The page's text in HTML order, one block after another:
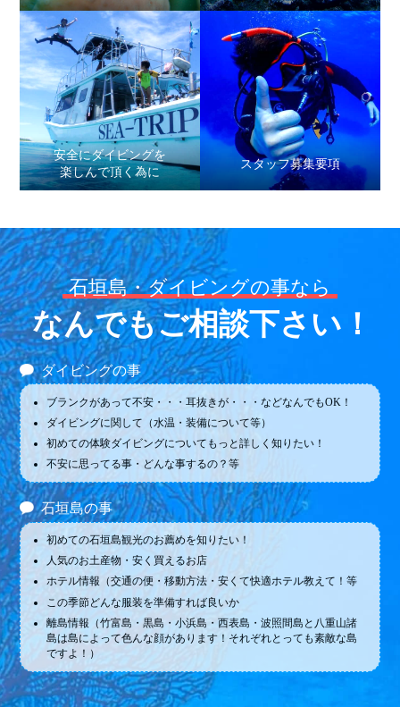
安全にダイビングを
楽しんで頂く為に
スタッフ募集要項
石垣島・ダイビングの事なら
なんでもご相談下さい！
ダイビングの事
ブランクがあって不安・・・耳抜きが・・・などなんでもOK！
ダイビングに関して（水温・装備について等）
初めての体験ダイビングについてもっと詳しく知りたい！
不安に思ってる事・どんな事するの？等
石垣島の事
初めての石垣島観光のお薦めを知りたい！
人気のお土産物・安く買えるお店
ホテル情報（交通の便・移動方法・安くて快適ホテル教えて！等
この季節どんな服装を準備すれば良いか
離島情報（竹富島・黒島・小浜島・西表島・波照間島と八重山諸
島は島によって色んな顔があります！それぞれとっても素敵な島
ですよ！）